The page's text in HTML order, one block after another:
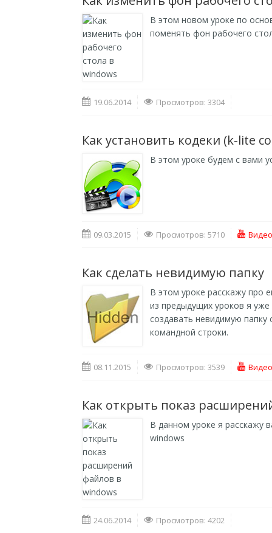
В этом новом уроке по
поменять фон рабочего
19.06.2014 Просмотров: 3304
Как установить кодеки (k-lite
В этом уроке будем с вами
09.03.2015 Просмотров: 5710
Как сделать невидимую папку
В этом уроке расскажу про
из предыдущих уроков я
создавать невидимую
командной строки.
08.11.2015 Просмотров: 3539
Как открыть показ
В данном уроке я расскажу
windows
24.06.2014 Просмотров: 4202